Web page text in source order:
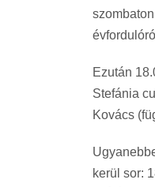
Ezután
Stefánia
Kovács
kerül sor: